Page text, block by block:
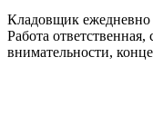
Кладовщик ежедневно
Работа
внимательности,